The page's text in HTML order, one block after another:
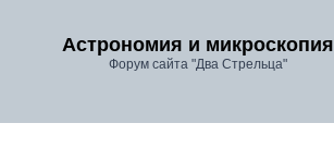
Астрономия и микроскопия
Форум сайта "Два Стрельца"